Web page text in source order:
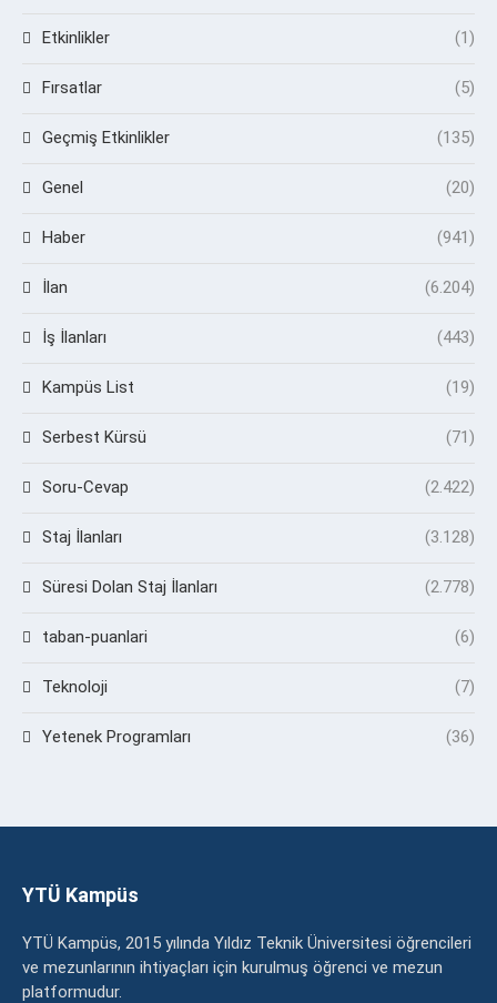
Etkinlikler (1)
Fırsatlar (5)
Geçmiş Etkinlikler (135)
Genel (20)
Haber (941)
İlan (6.204)
İş İlanları (443)
Kampüs List (19)
Serbest Kürsü (71)
Soru-Cevap (2.422)
Staj İlanları (3.128)
Süresi Dolan Staj İlanları (2.778)
taban-puanlari (6)
Teknoloji (7)
Yetenek Programları (36)
YTÜ Kampüs
YTÜ Kampüs, 2015 yılında Yıldız Teknik Üniversitesi öğrencileri
ve mezunlarının ihtiyaçları için kurulmuş öğrenci ve mezun
platformudur.